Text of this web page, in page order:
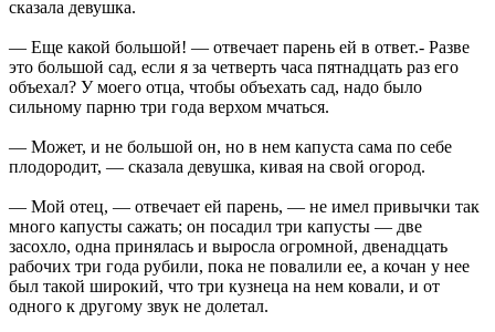
сказала девушка.
— Еще какой большой! — отвечает парень ей в ответ.- Разве
это большой сад, если я за четверть часа пятнадцать раз его
объехал? У моего отца, чтобы объехать сад, надо было
сильному парню три года верхом мчаться.
— Может, и не большой он, но в нем капуста сама по себе
плодородит, — сказала девушка, кивая на свой огород.
— Мой отец, — отвечает ей парень, — не имел привычки так
много капусты сажать; он посадил три капусты — две
засохло, одна принялась и выросла огромной, двенадцать
рабочих три года рубили, пока не повалили ее, а кочан у нее
был такой широкий, что три кузнеца на нем ковали, и от
одного к другому звук не долетал.